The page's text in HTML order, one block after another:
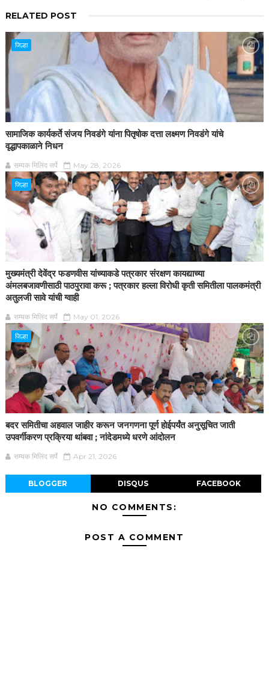
RELATED POST
जिल्हा
सामाजिक कार्यकर्ते संजय निवडंगे यांना पितृषोक दत्ता लक्ष्मण निवडंगे यांचे
वृद्धापकाळाने निधन
सम्यक मिलिंद सर्पे May 28, 2026
जिल्हा
मुख्यमंत्री देवेंद्र फडणवीस यांच्याकडे पत्रकार संरक्षण कायद्याच्या
अंमलबजावणीसाठी पाठपुरावा करू ; पत्रकार हल्ला विरोधी कृती समितीला पालकमंत्री
अतुलजी सावे यांची ग्वाही
सम्यक मिलिंद सर्पे May 01, 2026
जिल्हा
बदर समितीचा अहवाल जाहीर करून जनगणना पूर्ण होईपर्यंत अनुसूचित जाती
उपवर्गीकरण प्रक्रिया थांबवा ; नांदेडमध्ये धरणे आंदोलन
सम्यक मिलिंद सर्पे Apr 21, 2026
BLOGGER DISQUS FACEBOOK
NO COMMENTS:
POST A COMMENT